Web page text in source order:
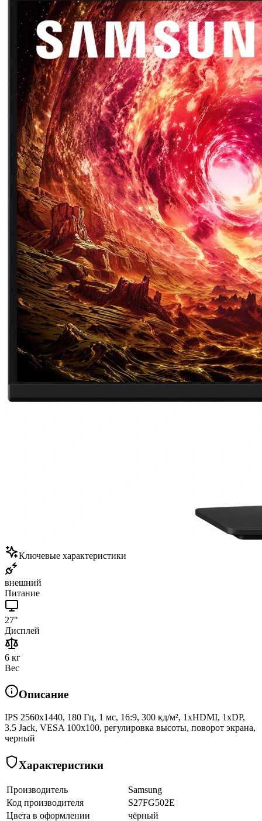
Ключевые характеристики
внешний
Питание
27"
Дисплей
6 кг
Вес
Описание
IPS 2560x1440, 180 Гц, 1 мс, 16:9, 300 кд/м², 1xHDMI, 1xDP,
3.5 Jack, VESA 100x100, регулировка высоты, поворот экрана,
черный
Характеристики
Производитель
Samsung
Код производителя
S27FG502E
Цвета в оформлении
чёрный